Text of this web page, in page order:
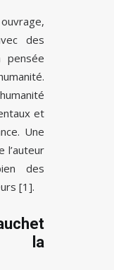
des
pensée
et
Une
l’auteur
des
[1].
la